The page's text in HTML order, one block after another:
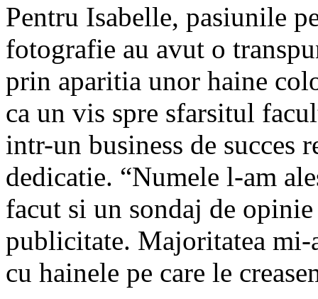
Pentru Isabelle, pasiunile
fotografie au avut o
prin aparitia unor haine
ca un vis spre sfarsitul
intr-un business de succes
dedicatie. “Numele l-am
facut si un sondaj de
publicitate. Majoritatea mi-
cu hainele pe care le